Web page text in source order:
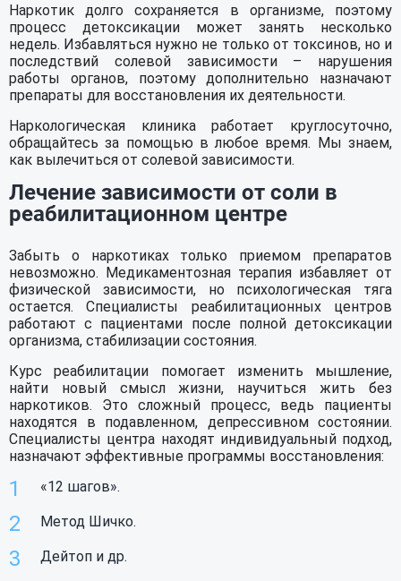
Наркотик долго сохраняется в организме, поэтому
процесс детоксикации может занять несколько
недель. Избавляться нужно не только от токсинов, но и
последствий солевой зависимости – нарушения
работы органов, поэтому дополнительно назначают
препараты для восстановления их деятельности.
Наркологическая клиника работает круглосуточно,
обращайтесь за помощью в любое время. Мы знаем,
как вылечиться от солевой зависимости.
Лечение зависимости от соли в
реабилитационном центре
Забыть о наркотиках только приемом препаратов
невозможно. Медикаментозная терапия избавляет от
физической зависимости, но психологическая тяга
остается. Специалисты реабилитационных центров
работают с пациентами после полной детоксикации
организма, стабилизации состояния.
Курс реабилитации помогает изменить мышление,
найти новый смысл жизни, научиться жить без
наркотиков. Это сложный процесс, ведь пациенты
находятся в подавленном, депрессивном состоянии.
Специалисты центра находят индивидуальный подход,
назначают эффективные программы восстановления:
«12 шагов».
Метод Шичко.
Дейтоп и др.